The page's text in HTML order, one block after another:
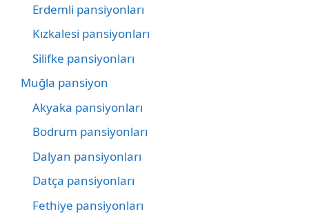
Erdemli pansiyonları
Kızkalesi pansiyonları
Silifke pansiyonları
Muğla pansiyon
Akyaka pansiyonları
Bodrum pansiyonları
Dalyan pansiyonları
Datça pansiyonları
Fethiye pansiyonları